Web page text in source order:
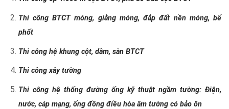
Thi công BTCT móng, giằng móng, đắp đất nền móng, bể
phốt
Thi công hệ khung cột, dầm, sàn BTCT
Thi công xây tường
Thi công hệ thống đường ống kỹ thuật ngầm tường: Điện,
nước, cáp mạng, ống đồng điều hòa âm tường có bảo ôn